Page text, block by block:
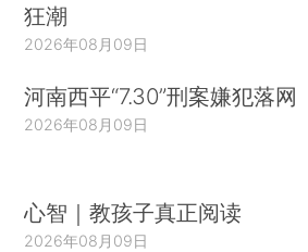
狂潮
2026年08月09日
河南西平“7.30”刑案嫌犯落网
2026年08月09日
心智｜教孩子真正阅读
2026年08月09日